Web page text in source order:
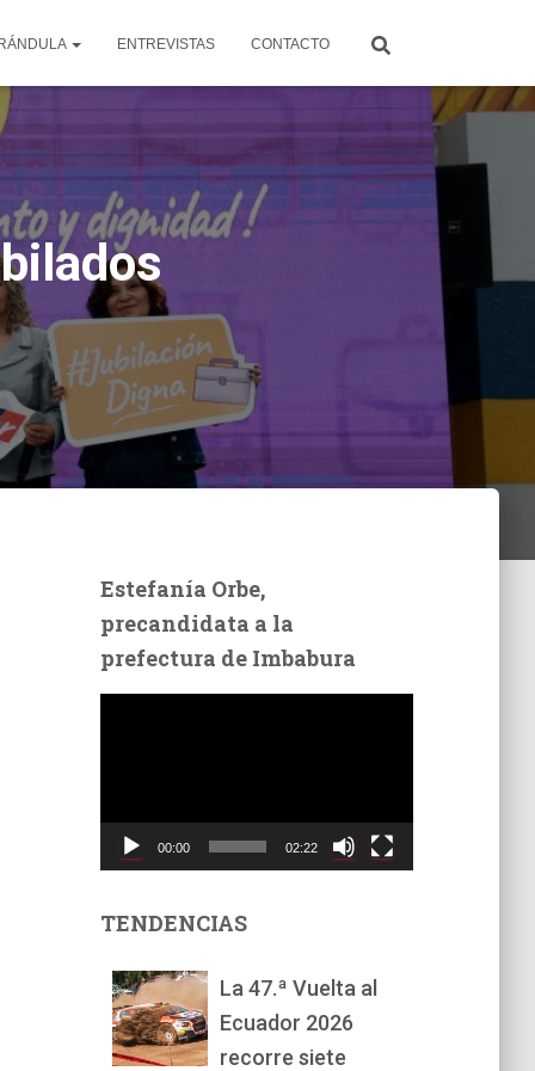
ENTREVISTAS CONTACTO
Estefanía Orbe,
precandidata a la
prefectura de Imbabura
t
00:00 02:22
TENDENCIAS
La 47.ª Vuelta al
Ecuador 2026
recorre siete